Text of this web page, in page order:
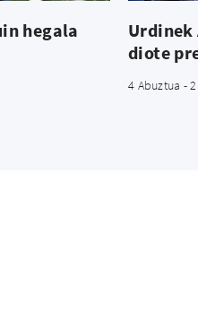
hegala
diote
4 Abuztua -